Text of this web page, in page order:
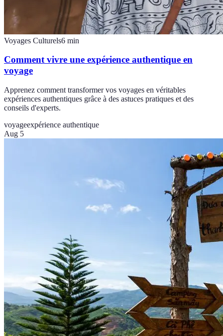
Voyages Culturels6 min
Comment vivre une expérience authentique en
voyage
Apprenez comment transformer vos voyages en véritables
expériences authentiques grâce à des astuces pratiques et des
conseils d'experts.
voyageexpérience authentique
Aug 5